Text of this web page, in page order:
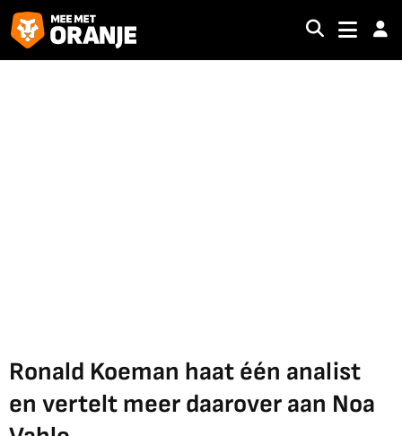
Ronald Koeman haat één analist
en vertelt meer daarover aan Noa